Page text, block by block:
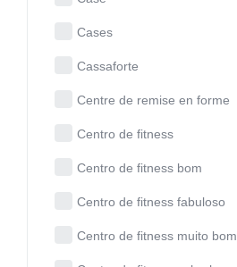
Cases
Cassaforte
Centre de remise en forme
Centro de fitness
Centro de fitness bom
Centro de fitness fabuloso
Centro de fitness muito bom